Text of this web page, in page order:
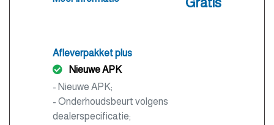
Afleverpakket plus
Nieuwe APK
- Nieuwe APK;
- Onderhoudsbeurt volgens
dealerspecificatie;